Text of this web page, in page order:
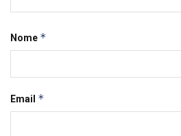
Nome *
Email *